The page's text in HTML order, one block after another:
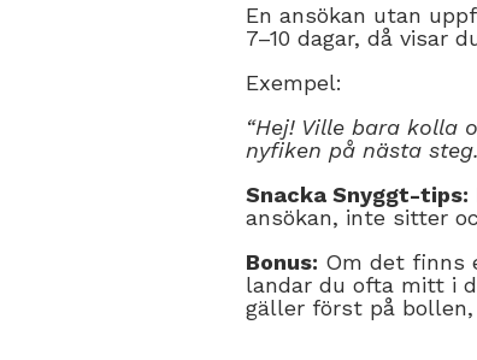
En ansökan utan
7–10 dagar, då visar
Exempel:
“Hej! Ville bara
nyfiken på nästa
Snacka Snyggt-tips:
ansökan, inte sitter
Bonus: Om det finns
landar du ofta mitt i
gäller först på